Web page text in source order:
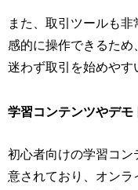
また、取引ツールも
感的に操作できるため
迷わず取引を始めやす
学習コンテンツやデモ
初心者向けの学習コン
意されており、オンラ